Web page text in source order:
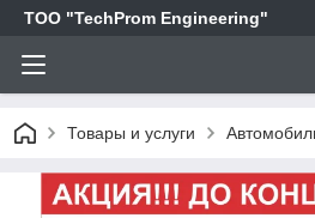
ТОО "TechProm Engineering"
Товары и услуги